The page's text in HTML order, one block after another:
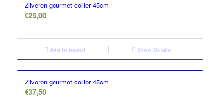
Zilveren gourmet collier 45cm
€25,00
Add to basket Show Details
Zilveren gourmet collier 45cm
€37,50